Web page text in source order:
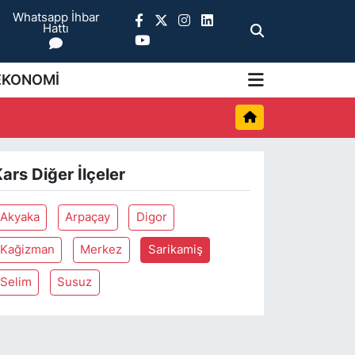
Whatsapp İhbar
Hattı
Diğer İlçeler
Akyaka Arpaçay Digor
Kağizman Merkez Sarikamiş
Selim Susuz